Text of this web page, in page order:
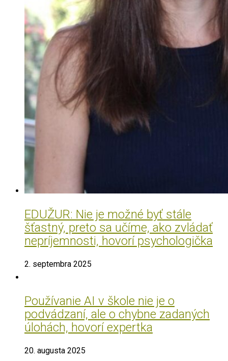
EDUŽUR: Nie je možné byť stále
šťastný, preto sa učíme, ako zvládať
nepríjemnosti, hovorí psychologička
2. septembra 2025
Používanie AI v škole nie je o
podvádzaní, ale o chybne zadaných
úlohách, hovorí expertka
20. augusta 2025